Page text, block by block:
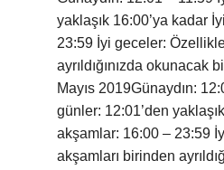
yaklaşık 16:00’ya kadar
23:59 İyi geceler:
ayrıldığınızda okunacak
Mayıs 2019Günaydın:
günler: 12:01’den
akşamlar: 16:00 – 23:59
akşamları birinden